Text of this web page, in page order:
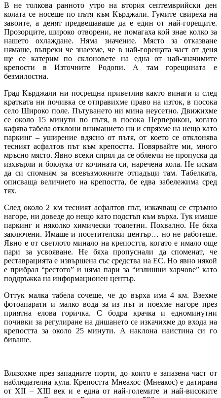
В не толкова ранното утро на втория септемврийски ден
колата се носеше по пътя към Кърджали. Гумите свиреха на
завоите, а денят предвещаваше да e един от най-горещите.
Прозорците, широко отворени, не помагаха кой знае колко за
нашето охлаждане. Няма значение. Място за отказване
нямаше, въпреки че знаехме, че в най-горещата част от деня
ще се катерим по склоновете на една от най-значимите
крепости в Източните Родопи. А там горещината е
безмилостна.
Град Кърджали ни посрещна приветлив както винаги и след
кратката ни почивка се отправихме право на изток, в посока
село Широко поле. Пътуването ни мина неусетно. Движихме
се около 15 минути по пътя, в посока Перперикон, когато
кафява табела отклони вниманието ни и спряхме на нещо като
паркинг – уширение вдясно от пътя, от което се отклонява
тесният асфалтов път към крепостта. Повярвайте ми, много
мръсно място. Явно всеки спрял да се облекчи не пропуска да
изхвърли и боклука от кочината си, наречена кола. Не искам
да си спомням за всевъзможните отпадъци там. Табелката,
описваща величието на крепостта, бе едва забележима сред
тях.
След около 2 км тесният асфалтов път, изкачващ се стръмно
нагоре, ни доведе до нещо като подстъп към върха. Тук имаше
паркинг и няколко химически тоалетни. Похвално. Не бяха
заключени. Имаше и посетителски център… но не работеше.
Явно е от светлото минало на крепостта, когато е имало още
пари за усвояване. Не бяха пропуснали да споменат, че
реставрацията е извършена със средства на ЕС. Но явно някой
е прибрал “рестото” и няма пари за “излишни харчове” като
поддръжка на информационен център.
Оттук малка табела сочеше, че до върха има 4 км. Взехме
фотоапарати и малко вода за из път и поехме нагоре през
приятна елова горичка. С бодра крачка и едноминутни
почивки за регулиране на дишането се изкачихме до входа на
крепостта за около 25 минути. А наклона наистина си го
биваше.
Влязохме през западните порти, до които е запазена част от
наблюдателна кула. Крепостта Мнеахос (Мнеакос) е датирана
от XII – XIII век и е една от най-големите и най-високите